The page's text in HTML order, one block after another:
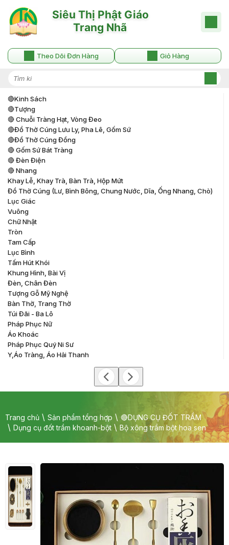
Theo Dõi Đơn Hàng Giỏ Hàng
🔴kinh Sách
🔴tượng
🔴 Chuỗi Tràng Hạt, Vòng Đeo
🔴đồ Thờ Cúng Lưu Ly, Pha Lê, Gốm Sứ
🔴đồ Thờ Cúng Đồng
🔴 Gốm Sứ Bát Tràng
🔴 Đèn Điện
🔴 Nhang
Khay Lễ, Khay Trà, Bàn Trà, Hộp Mứt
Đồ Thờ Cúng (lư, Bình Bông, Chung Nước, Dĩa, Ống Nhang, Chò)
Lục Giác
Vuông
Chữ Nhật
Tròn
Tam Cấp
Lục Bình
Tấm Hút Khói
Khung Hình, Bài Vị
Đèn, Chân Đèn
Tượng Gỗ Mỹ Nghệ
Bàn Thờ, Trang Thờ
Túi Đãi - Ba Lô
Pháp Phục Nữ
Áo Khoác
Pháp Phục Quý Ni Sư
Y,áo Tràng, Áo Hải Thanh
Trang chủ Sản phẩm tổng hợp
🔴DỤNG CỤ ĐỐT TRẦM
Dụng cụ đốt trầm khoanh-bột
Bộ xông trầm bột hoa sen